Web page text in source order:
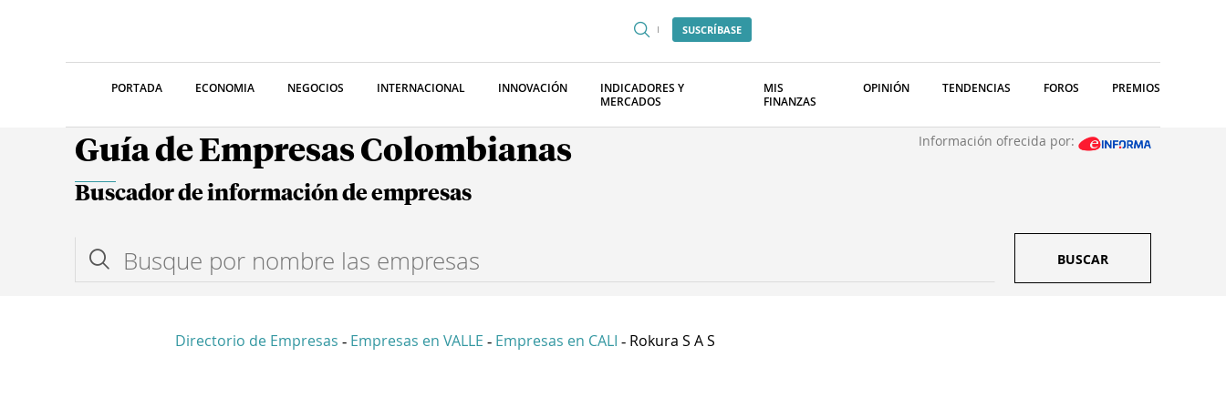
SUSCRÍBASE
PORTADA ECONOMIA NEGOCIOS INTERNACIONAL INNOVACIÓN
INDICADORES Y
MERCADOS
MIS
FINANZAS
OPINIÓN TENDENCIAS FOROS PREMIOS
Guía de Empresas Colombianas Información ofrecida por:
Buscador de información de empresas
BUSCAR
Directorio de Empresas - Empresas en VALLE - Empresas en CALI - Rokura S A S